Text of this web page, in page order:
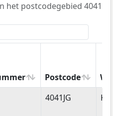
het postcodegebied 4041
Postcode
Postcode
4041JG